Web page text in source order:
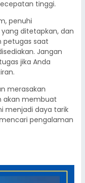
tinggi.
penuhi
ditetapkan, dan
petugas saat
Jangan
jika Anda
merasakan
akan membuat
menjadi daya tarik
pengalaman